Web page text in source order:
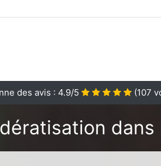
des avis : 4.9/5 (107
dans